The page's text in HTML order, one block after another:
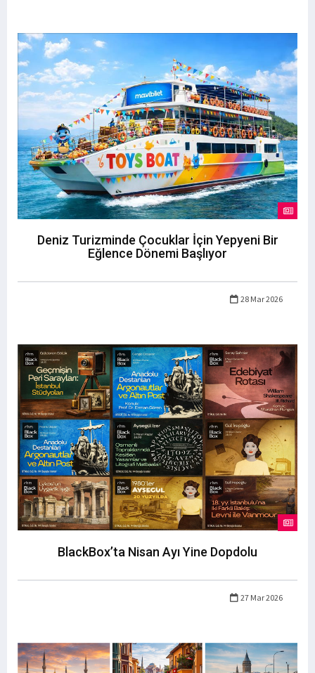
Deniz Turizminde Çocuklar İçin Yepyeni Bir
Eğlence Dönemi Başlıyor
28 Mar 2026
BlackBox’ta Nisan Ayı Yine Dopdolu
27 Mar 2026